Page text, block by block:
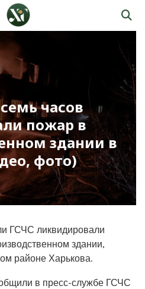
часов
пожар в
здании в
фото)
ГСЧС ликвидировали
здании,
районе Харькова.
в пресс-службе ГСЧС